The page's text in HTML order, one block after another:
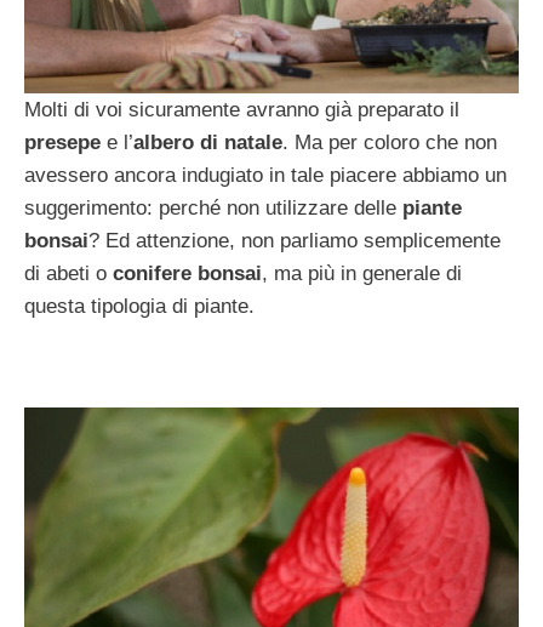
Molti di voi sicuramente avranno già preparato il
presepe e l’albero di natale. Ma per coloro che non
avessero ancora indugiato in tale piacere abbiamo un
suggerimento: perché non utilizzare delle piante
bonsai? Ed attenzione, non parliamo semplicemente
di abeti o conifere bonsai, ma più in generale di
questa tipologia di piante.